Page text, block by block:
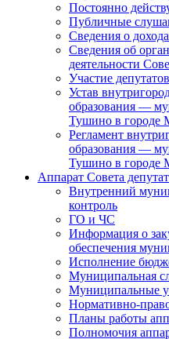
Постоянно
Публичные
Сведения о
Сведения об
деятельности
Участие
Устав
образования —
Тушино в городе
Регламент
образования —
Тушино в городе
Аппарат Совета
Внутренний
контроль
ГО и ЧС
Информация о
обеспечения
Исполнение
Муниципальная
Муниципальные
Нормативно-
Планы работы
Полномочия